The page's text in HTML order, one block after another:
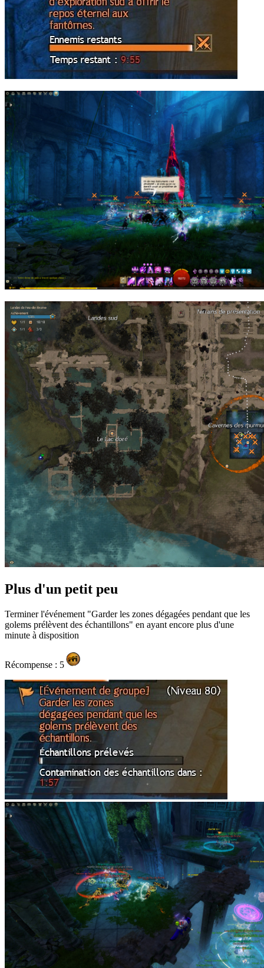
Plus d'un petit peu
Terminer l'événement "Garder les zones dégagées pendant que les
golems prélèvent des échantillons" en ayant encore plus d'une
minute à disposition
Récompense : 5